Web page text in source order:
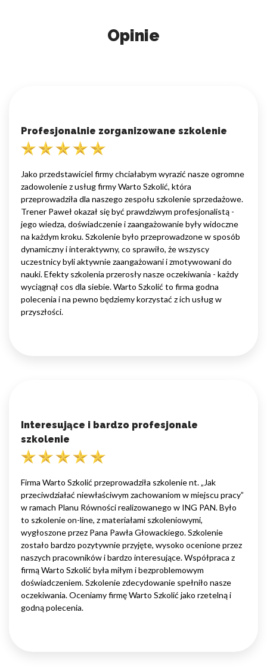
Opinie
Profesjonalnie zorganizowane szkolenie
Jako przedstawiciel firmy chciałabym wyrazić nasze ogromne
zadowolenie z usług firmy Warto Szkolić, która
przeprowadziła dla naszego zespołu szkolenie sprzedażowe.
Trener Paweł okazał się być prawdziwym profesjonalistą -
jego wiedza, doświadczenie i zaangażowanie były widoczne
na każdym kroku. Szkolenie było przeprowadzone w sposób
dynamiczny i interaktywny, co sprawiło, że wszyscy
uczestnicy byli aktywnie zaangażowani i zmotywowani do
nauki. Efekty szkolenia przerosły nasze oczekiwania - każdy
wyciągnął cos dla siebie. Warto Szkolić to firma godna
polecenia i na pewno będziemy korzystać z ich usług w
przyszłości.
Interesujące i bardzo profesjonale
szkolenie
Firma Warto Szkolić przeprowadziła szkolenie nt. „Jak
przeciwdziałać niewłaściwym zachowaniom w miejscu pracy”
w ramach Planu Równości realizowanego w ING PAN. Było
to szkolenie on-line, z materiałami szkoleniowymi,
wygłoszone przez Pana Pawła Głowackiego. Szkolenie
zostało bardzo pozytywnie przyjęte, wysoko ocenione przez
naszych pracowników i bardzo interesujące. Współpraca z
firmą Warto Szkolić była miłym i bezproblemowym
doświadczeniem. Szkolenie zdecydowanie spełniło nasze
oczekiwania. Oceniamy firmę Warto Szkolić jako rzetelną i
godną polecenia.